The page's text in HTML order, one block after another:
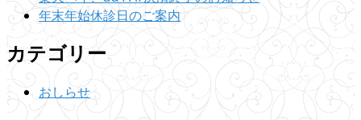
年末年始休診日のご案内
カテゴリー
おしらせ